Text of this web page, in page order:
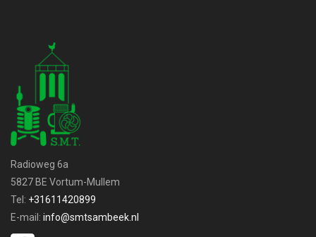
Radioweg 6a
5827 BE Vortum-Mullem
Tel: +31611420899
E-mail: info@smtsambeek.nl